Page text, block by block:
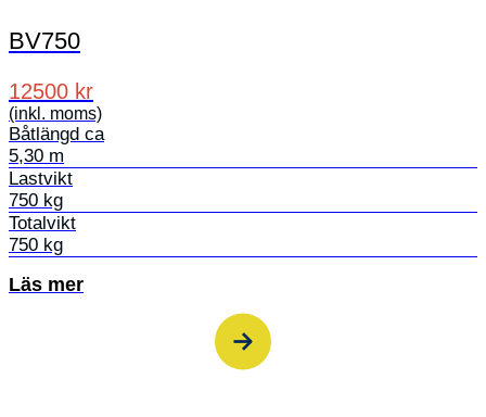
BV750
12500 kr
(inkl. moms)
Båtlängd ca
5,30 m
Lastvikt
750 kg
Totalvikt
750 kg
Läs mer